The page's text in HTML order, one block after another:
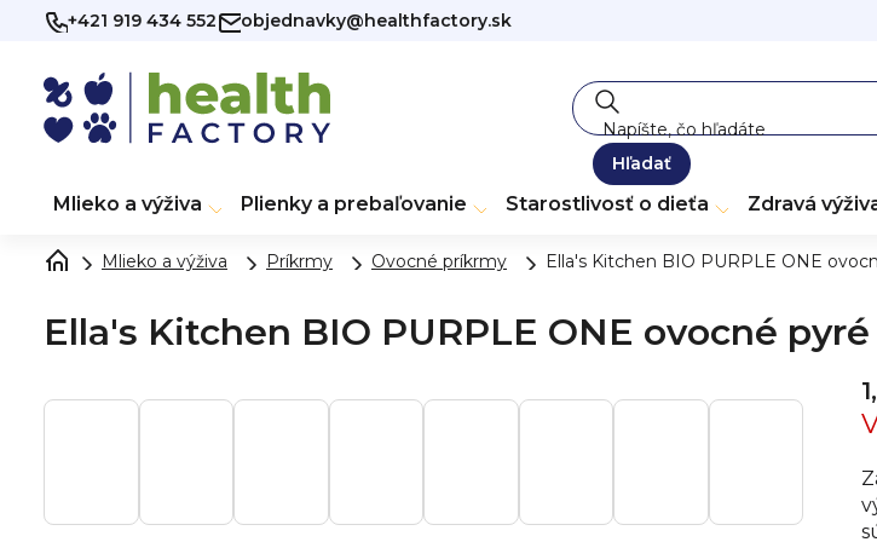
Prejsť +421 919 434 552 objednavky@healthfactory.sk
Hľadať
Mlieko a výživa Plienky a prebaľovanie Starostlivosť o dieťa Zdravá
Mlieko a výživa Príkrmy Ovocné príkrmy Ella's Kitchen BIO PURPLE ONE
Ella's Kitchen BIO PURPLE ONE ovocné